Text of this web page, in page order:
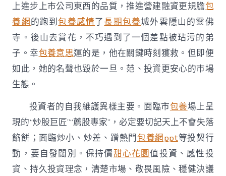
上進步上市公司東西的品質，推進營建融資更規膽包
養網的跑到包養感情了長期包養城外雲隱山的靈佛
寺。後山去賞花，不巧遇到了一個差點被玷污的弟
子。幸包養意思運的是，他在關鍵時刻獲救。但即便
如此，她的名聲也毀於一旦。范、投資更安心的市場
生態。
投資者的自我維護異樣主要。面臨市包養場上呈
現的“炒股巨匠”“薦股專家”，必定要切記天上不會失落
餡餅；面臨炒小、炒差、蹭熱門包養網ppt等投契行
動，要自發闊別。保持價甜心花園值投資、感性投
資、持久投資理念，清楚市場、敬畏風險、穩健決議